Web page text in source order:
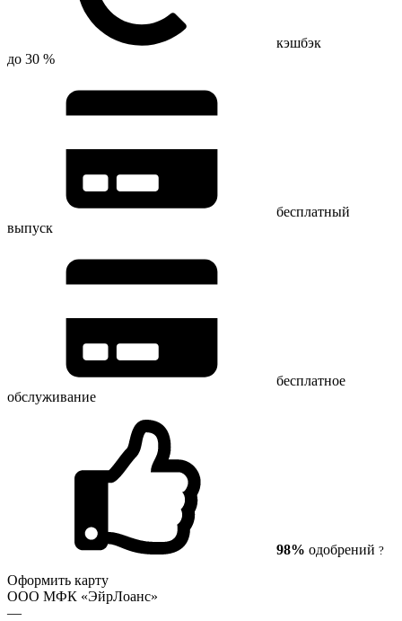
кэшбэк
до 30 %
бесплатный
выпуск
бесплатное
обслуживание
98% одобрений ?
Оформить карту
ООО МФК «ЭйрЛоанс»
—